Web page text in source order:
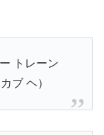
トレーン
ブ ヘ）